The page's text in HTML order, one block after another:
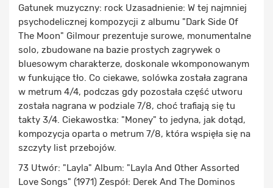
Gatunek muzyczny: rock Uzasadnienie: W tej najmniej
psychodelicznej kompozycji z albumu "Dark Side Of
The Moon" Gilmour prezentuje surowe, monumentalne
solo, zbudowane na bazie prostych zagrywek o
bluesowym charakterze, doskonale wkomponowanym
w funkujące tło. Co ciekawe, solówka została zagrana
w metrum 4/4, podczas gdy pozostała część utworu
została nagrana w podziale 7/8, choć trafiają się tu
takty 3/4. Ciekawostka: "Money" to jedyna, jak dotąd,
kompozycja oparta o metrum 7/8, która wspięła się na
szczyty list przebojów.
73 Utwór: "Layla" Album: "Layla And Other Assorted
Love Songs" (1971) Zespół: Derek And The Dominos